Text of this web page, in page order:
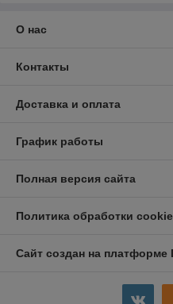
О нас
Контакты
Доставка и оплата
График работы
Полная версия сайта
Политика обработки
Сайт создан на платформе